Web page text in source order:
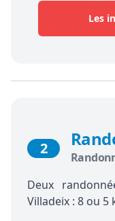
Les
2
Deux
Villadeix : 8 ou 5